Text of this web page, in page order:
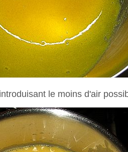
le moins d'air